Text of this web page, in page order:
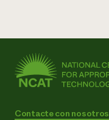
Contacte con nosotros